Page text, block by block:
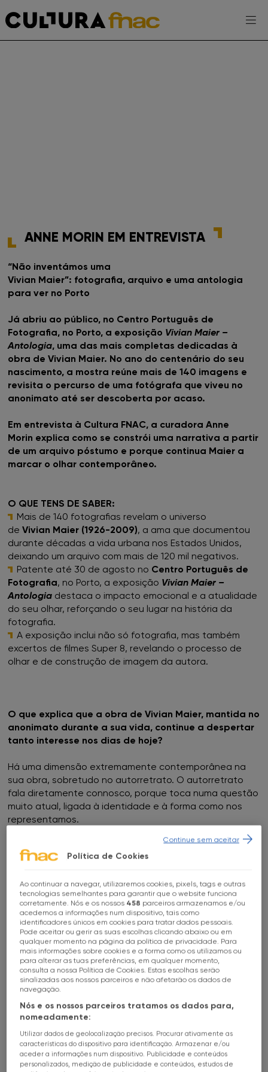
ENTREVISTAS
HALL OF FAME
Escolhe a tua loja FNAC
Todas as Lojas
FNAC Alameda
FNAC Alfragide
FNAC AlgarveShopping
FNAC Almada
ANNE MORIN EM ENTREVISTA
“Não inventámos uma
Vivian Maier”: fotografia, arquivo e uma antologia
para ver no Porto
Já abriu ao público, no Centro Português de
Fotografia, no Porto, a exposição Vivian Maier –
Antologia, uma das mais completas dedicadas à
obra de Vivian Maier. No ano do centenário do seu
nascimento, a mostra reúne mais de 140 imagens e
revisita o percurso de uma fotógrafa que viveu no
anonimato até ser descoberta por acaso.
Em entrevista à Cultura FNAC, a curadora Anne
Morin explica como se constrói uma narrativa a partir
de um arquivo póstumo e porque continua Maier a
marcar o olhar contemporâneo.
O QUE TENS DE SABER:
Mais de 140 fotografias revelam o universo
deVivian Maier (1926-2009), a ama que documentou
durante décadas a vida urbana nos Estados Unidos,
deixando um arquivo com mais de 120 mil negativos.
Patente até 30 de agosto no Centro Português de
Fotografia, no Porto, a exposição Vivian Maier –
Antologia destaca o impacto emocional e a atualidade
do seu olhar, reforçando o seu lugar na história da
fotografia.
A exposição inclui não só fotografia, mas também
excertos de filmes Super 8, revelando o processo de
olhar e de construção de imagem da autora.
O que explica que a obra de Vivian Maier, mantida no
anonimato durante a sua vida, continue a despertar
tanto interesse nos dias de hoje?
Há uma dimensão extremamente contemporânea na
sua obra, sobretudo no autorretrato. O autorretrato
fala diretamente connosco, porque toca numa questão
muito atual, ligada à identidade e à forma como nos
representamos.
Vivian Maier é provavelmente a fotógrafa que mais
autorretratos fez. Estima-se que tenha feito cerca de
investigação contínua sobre si própria e sobre a
imagem.
Existe ainda outro elemento importante. Durante
grande parte da sua vida foi uma invisível, uma
desconhecida, e em pouco tempo tornou-se um ícone.
Era uma ama e hoje é uma figura central na história da
fotografia. Essa transformação também contribui para
a forma como a obra é hoje recebida.
Em 2007, um conjunto de negativos comprado por
acaso num leilão — por pouco mais de 300 euros —
viria a revelar o olhar até então desconhecido
de Vivian Maier. Hoje, parte desse espólio
está nesta exposição. Como se constrói uma
Política de Cookies
Ao continuar a navegar, utilizaremos cookies, pixels, tags e outras
tecnologias semelhantes para garantir que o website funciona
corretamente. Nós e os nossos 458 parceiros armazenamos e/ou
acedemos a informações num dispositivo, tais como
identificadores únicos em cookies para tratar dados pessoais.
Pode aceitar ou gerir as suas escolhas clicando abaixo ou em
qualquer momento na página da política de privacidade. Para
mais informações sobre cookies e a forma como os utilizamos ou
para alterar as tuas preferências, em qualquer momento,
consulta a nossa Política de Cookies. Estas escolhas serão
sinalizadas aos nossos parceiros e não afetarão os dados de
navegação.
Nós e os nossos parceiros tratamos os dados para,
nomeadamente:
Utilizar dados de geolocalização precisos. Procurar ativamente as
características do dispositivo para identificação. Armazenar e/ou
aceder a informações num dispositivo. Publicidade e conteúdos
personalizados, medição de publicidade e conteúdos, estudos de
Continue sem aceitar